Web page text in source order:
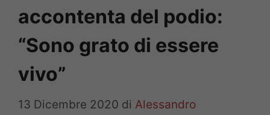
accontenta del podio:
“Sono grato di essere
vivo”
13 Dicembre 2020 di Alessandro